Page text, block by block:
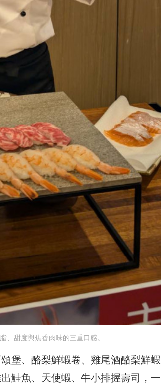
、甜度與焦香肉味的三重口感。
堡、酪梨鮮蝦卷、雞尾酒酪梨鮮蝦
鮭魚、天使蝦、牛小排握壽司，一